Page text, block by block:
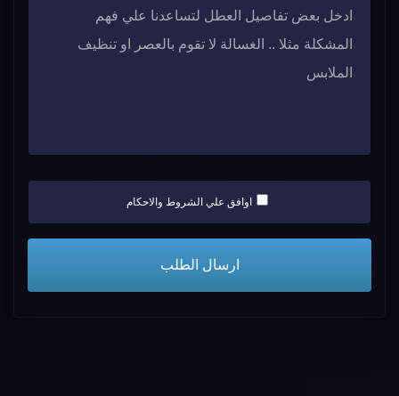
اوافق علي الشروط والاحكام